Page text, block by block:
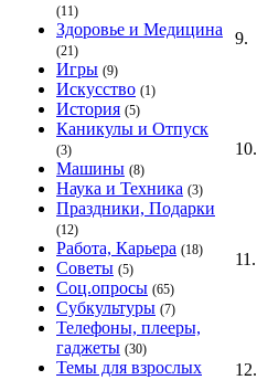
(11)
Здоровье и Медицина
(21)
Игры (9)
Искусство (1)
История (5)
Каникулы и Отпуск
(3)
Машины (8)
Наука и Техника (3)
Праздники, Подарки
(12)
Работа, Карьера (18)
Советы (5)
Соц.опросы (65)
Субкультуры (7)
Телефоны, плееры,
гаджеты (30)
Темы для взрослых
9.
10.
11.
12.